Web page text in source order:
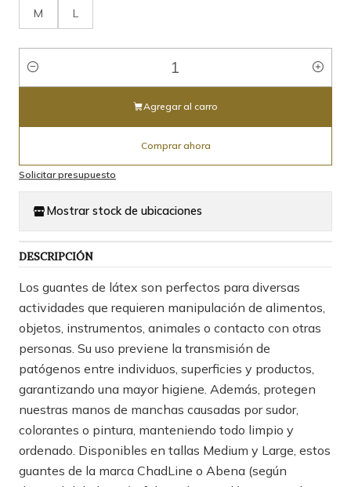
M L
Cantidad
Agregar al carro
Comprar ahora
Solicitar presupuesto
Mostrar stock de ubicaciones
DESCRIPCIÓN
Los guantes de látex son perfectos para diversas
actividades que requieren manipulación de alimentos,
objetos, instrumentos, animales o contacto con otras
personas. Su uso previene la transmisión de
patógenos entre individuos, superficies y productos,
garantizando una mayor higiene. Además, protegen
nuestras manos de manchas causadas por sudor,
colorantes o pintura, manteniendo todo limpio y
ordenado. Disponibles en tallas Medium y Large, estos
guantes de la marca ChadLine o Abena (según